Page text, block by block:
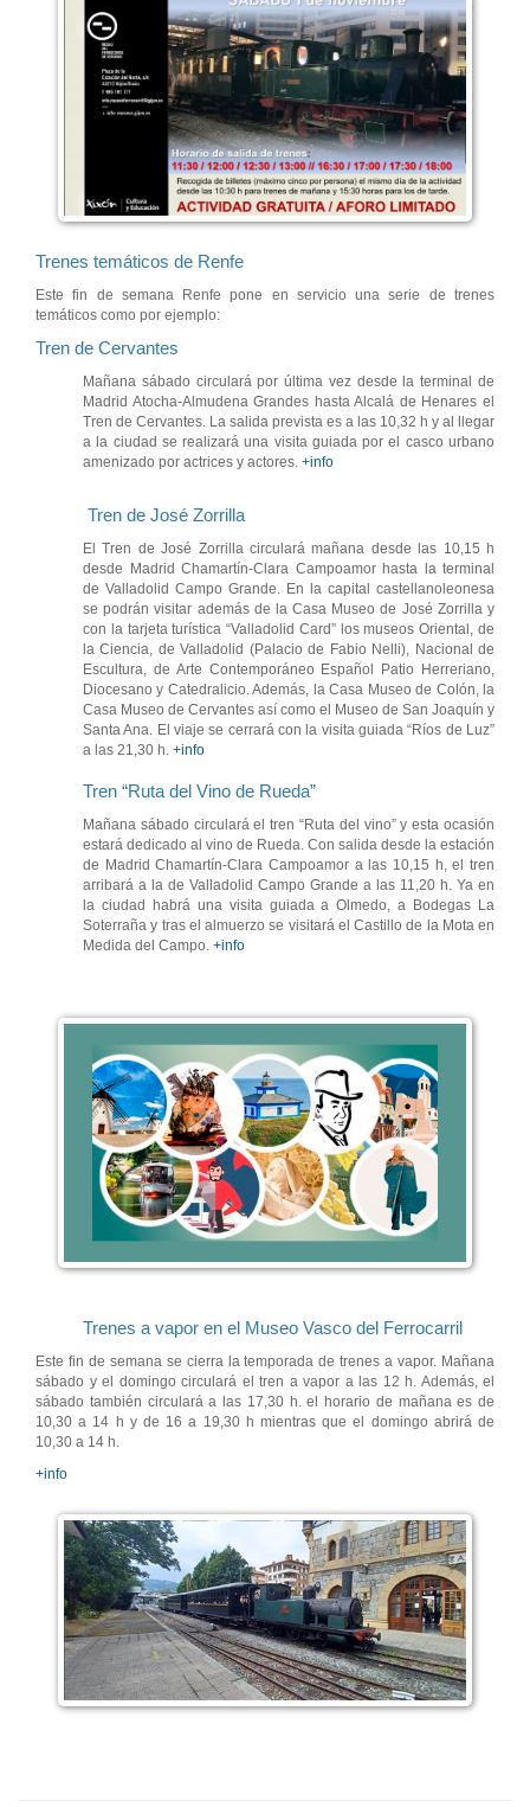
Trenes temáticos de Renfe
Este fin de semana Renfe pone en servicio una serie de trenes
temáticos como por ejemplo:
Tren de Cervantes
Mañana sábado circulará por última vez desde la terminal de
Madrid Atocha-Almudena Grandes hasta Alcalá de Henares el
Tren de Cervantes. La salida prevista es a las 10,32 h y al llegar
a la ciudad se realizará una visita guiada por el casco urbano
amenizado por actrices y actores. +info
Tren de José Zorrilla
El Tren de José Zorrilla circulará mañana desde las 10,15 h
desde Madrid Chamartín-Clara Campoamor hasta la terminal
de Valladolid Campo Grande. En la capital castellanoleonesa
se podrán visitar además de la Casa Museo de José Zorrilla y
con la tarjeta turística “Valladolid Card” los museos Oriental, de
la Ciencia, de Valladolid (Palacio de Fabio Nelli), Nacional de
Escultura, de Arte Contemporáneo Español Patio Herreriano,
Diocesano y Catedralicio. Además, la Casa Museo de Colón, la
Casa Museo de Cervantes así como el Museo de San Joaquín y
Santa Ana. El viaje se cerrará con la visita guiada “Ríos de Luz”
a las 21,30 h. +info
Tren “Ruta del Vino de Rueda”
Mañana sábado circulará el tren “Ruta del vino” y esta ocasión
estará dedicado al vino de Rueda. Con salida desde la estación
de Madrid Chamartín-Clara Campoamor a las 10,15 h, el tren
arribará a la de Valladolid Campo Grande a las 11,20 h. Ya en
la ciudad habrá una visita guiada a Olmedo, a Bodegas La
Soterraña y tras el almuerzo se visitará el Castillo de la Mota en
Medida del Campo. +info
Trenes a vapor en el Museo Vasco del Ferrocarril
Este fin de semana se cierra la temporada de trenes a vapor. Mañana
sábado y el domingo circulará el tren a vapor a las 12 h. Además, el
sábado también circulará a las 17,30 h. el horario de mañana es de
10,30 a 14 h y de 16 a 19,30 h mientras que el domingo abrirá de
10,30 a 14 h.
+info